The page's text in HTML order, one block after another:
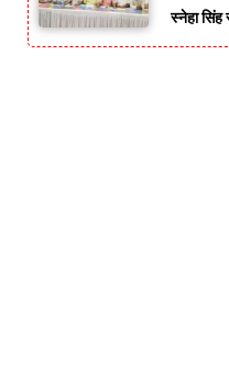
स्नेहा